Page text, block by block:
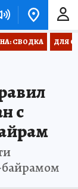
СВОДКА ДЛЯ
с
байрамом